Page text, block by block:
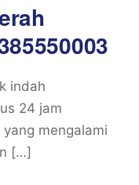
indah
24 jam
mengalami
[…]